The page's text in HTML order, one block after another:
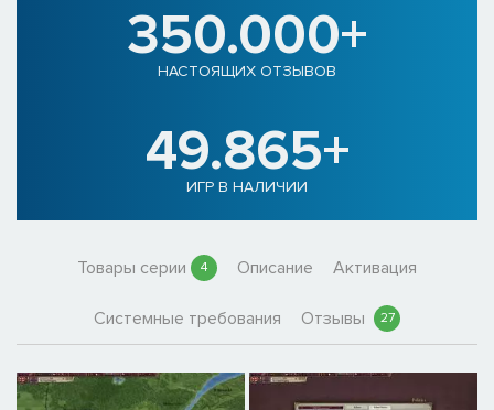
350.000+
НАСТОЯЩИХ ОТЗЫВОВ
49.865+
ИГР В НАЛИЧИИ
Товары серии 4 Описание Активация
Системные требования Отзывы 27